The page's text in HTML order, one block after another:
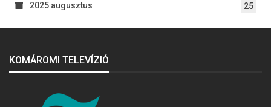
2025 augusztus 25
KOMÁROMI TELEVÍZIÓ